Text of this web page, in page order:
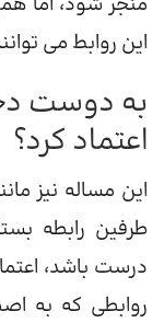
این روابط می
به دوست
اعتماد کرد؟
این مساله نیز
طرفین رابطه
درست باشد،
روابطی که به